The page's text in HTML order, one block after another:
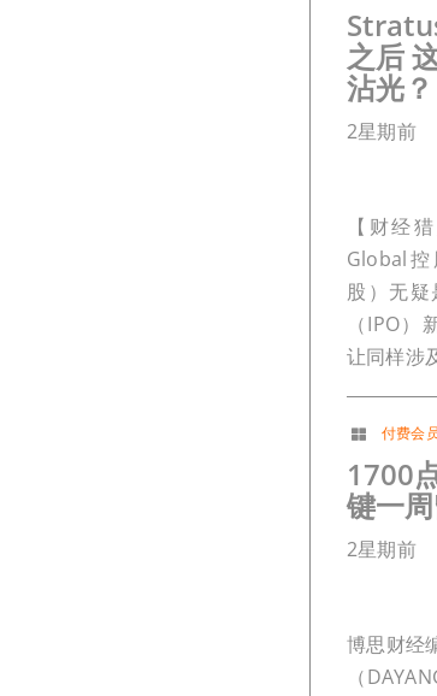
之后
沾光？
2星期前
【财经
Global控
股）无
（IPO
让同样涉
付费会
1700
键一
2星期前
博思财经
（